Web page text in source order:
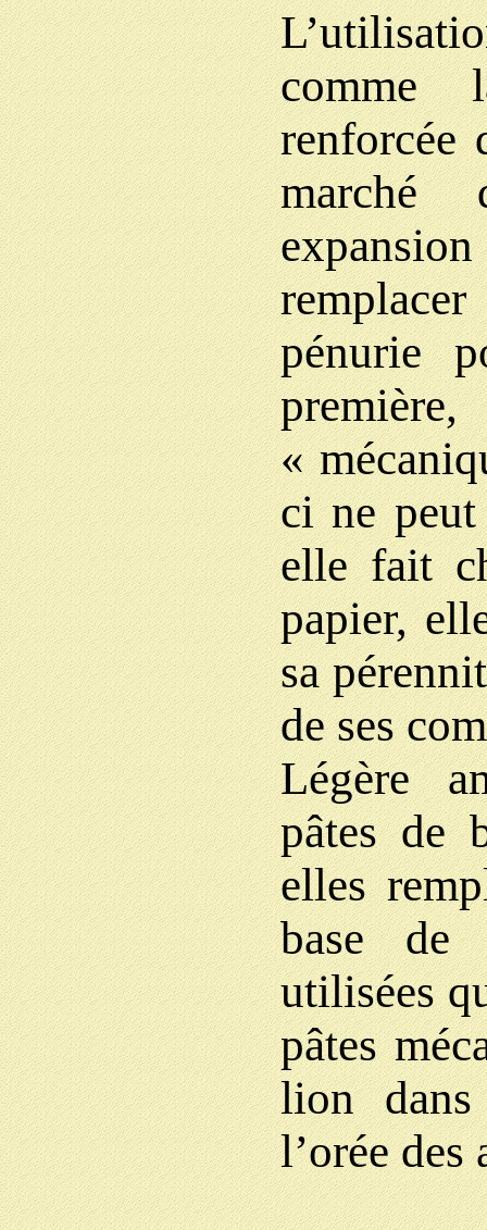
comme
renforcée
marché
pénurie
«
ci ne
elle fait
papier,
sa
de ses
Légère
pâtes de
elles
base de
utilisées
pâtes
lion
l’orée des